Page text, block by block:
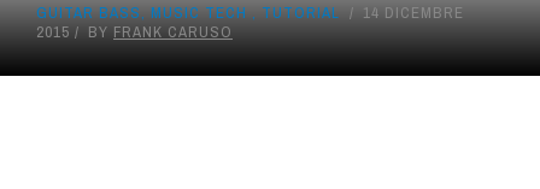
GUITAR BASS, MUSIC TECH , TUTORIAL
14 DICEMBRE
2015
BY FRANK CARUSO